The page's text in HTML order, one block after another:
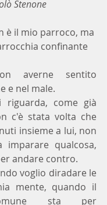
Stenone
è il mio parroco, ma
confinante
averne sentito
e nel male.
riguarda, come già
c'è stata volta che
insieme a lui, non
imparare qualcosa,
andare contro.
voglio diradare le
mente, quando il
sta per